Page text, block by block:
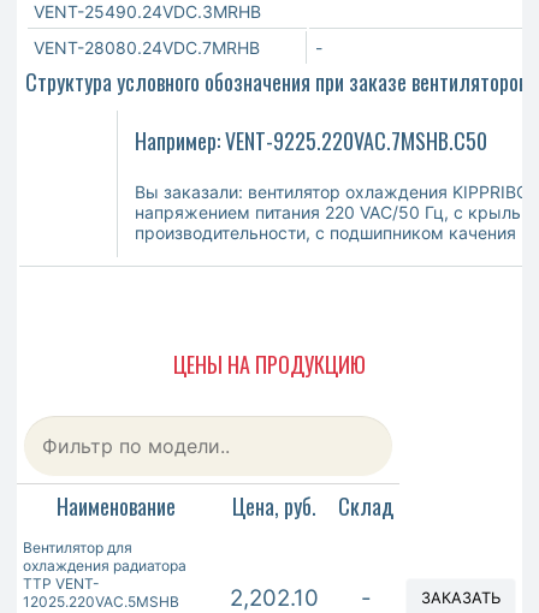
VENT-25490.24VDC.3MRHB
VENT-28080.24VDC.7MRHB
-
Структура условного обозначения при заказе вентиляторов
Например: VENT-9225.220VAC.7MSHB.C50
Вы заказали: вентилятор охлаждения
напряжением питания 220 VAC/50 Гц, с
производительности, с подшипником
ЦЕНЫ НА ПРОДУКЦИЮ
Наименование Цена, руб. Склад
Вентилятор для
охлаждения радиатора
ТТР VENT-
12025.220VAC.5MSHB
2,202.10 - ЗАКАЗАТЬ